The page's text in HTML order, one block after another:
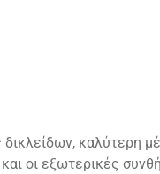
καλύτερη
οι εξωτερικές